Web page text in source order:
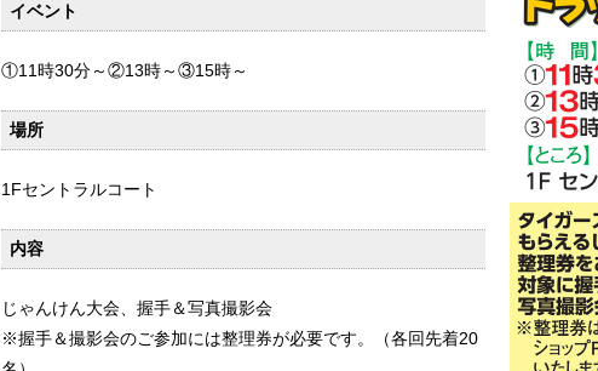
イベント
①11時30分～②13時～③15時～
場所
1Fセントラルコート
内容
じゃんけん大会、握手＆写真撮影会
※握手＆撮影会のご参加には整理券が必要です。（各回先着20